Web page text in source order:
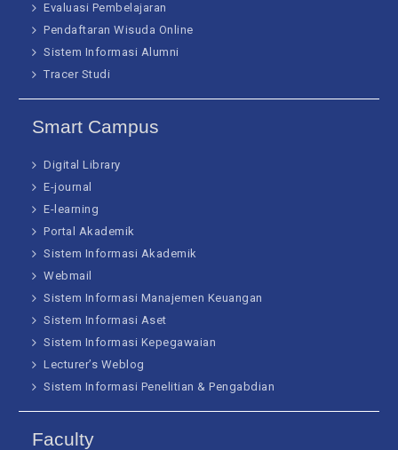
Evaluasi Pembelajaran
Pendaftaran Wisuda Online
Sistem Informasi Alumni
Tracer Studi
Smart Campus
Digital Library
E-journal
E-learning
Portal Akademik
Sistem Informasi Akademik
Webmail
Sistem Informasi Manajemen Keuangan
Sistem Informasi Aset
Sistem Informasi Kepegawaian
Lecturer’s Weblog
Sistem Informasi Penelitian & Pengabdian
Faculty